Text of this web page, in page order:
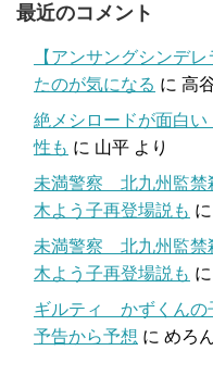
最近のコメント
【アンサングシンデ
たのが気になる に 高
絶メシロードが面白
性も に 山平 より
未満警察 北九州監禁
木よう子再登場説も に
未満警察 北九州監禁
木よう子再登場説も に
ギルティ かずくんの
予告から予想 に めろ